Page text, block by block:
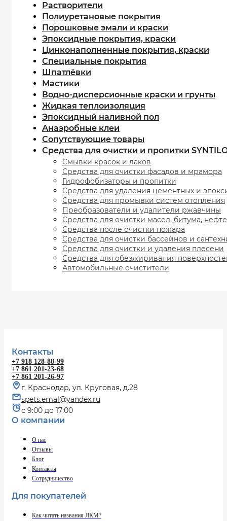
Растворители
Полиуретановые покрытия
Порошковые эмали и краски
Эпоксидные покрытия, краски
Цинконаполненные покрытия, краски
Специальные покрытия
Шпатлёвки
Мастики
Водно-дисперсионные краски и грунты
Жидкая теплоизоляция
Эпоксидный наливной пол
Анаэробные клеи
Сопутствующие товары
Средства для очистки и пропитки
Смывки красок и лаков
Средства для очистки фасадов и мрамора
Гидрофобизаторы и пропитки
Средства для удаления цементных и
Средства для промывки систем отопления
Преобразователи и удалители ржавчины
Средства для очистки масел, битума,
Средства после очистки пожара
Средства для очистки бассейнов и
Средства для очистки и удаления плесени
Средства для обезжиривания
Автомобильные очистители
Контакты
+7 918 128-88-99
+7 861 201-23-68
+7 861 201-26-97
г. Краснодар, ул. Круговая, д.28
spets.emal@yandex.ru
с 9:00 до 17:00
О компании
О нас
Отзывы
Блог
Контакты
Сотрудничество
Для покупателей
Как читать названия ЛКМ?